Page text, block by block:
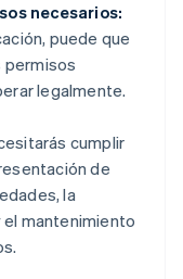
necesarios:
puede que
permisos
legalmente.
cumplir
de
la
mantenimiento